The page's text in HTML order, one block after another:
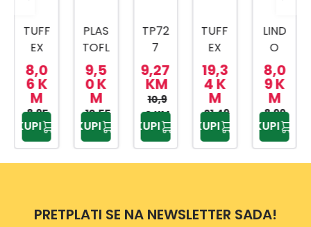
TUFF
EX
KANT
A ZA
SME
ĆE
25L
TP22
34
8,0
6 K
M
8,95
KM
KUPI
PLAS
TOFL
EX
KANT
A ZA
SME
ĆE
24L
9,5
0 K
M
10,55
KM
KUPI
TP72
7
KANT
A ZA
KUHI
NJSK
I
OTP
AD
9,27
KM
10,9
0 KM
KUPI
TUFF
EX
TP22
04
KANT
A ZA
SME
ĆE
NO:4
19,3
4 K
M
21,49
KM
KUPI
LIND
O
KANT
A
SVIJE
TLO
SIVA
12L
8,0
9 K
M
8,99
KM
KUPI
PRETPLATI SE NA NEWSLETTER SADA!